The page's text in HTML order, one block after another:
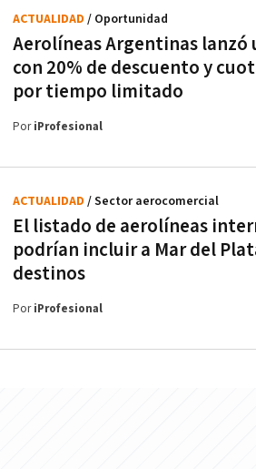
Aerolíneas Argentinas lanzó
con 20% de descuento y
por tiempo limitado
ACTUALIDAD / Oportunidad
PoriProfesional
El listado de aerolíneas
podrían incluir a Mar del
destinos
ACTUALIDAD / Sector aerocomercial
PoriProfesional